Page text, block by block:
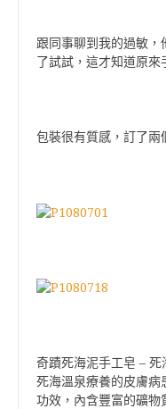
跟同事聊到我的過敏，
了試試，這才知道原
包裝很有質感，訂了兩
奇蹟死海泥手工皂 – 死
死海溫泉療養的皮膚病
功效，內含豐富的礦物